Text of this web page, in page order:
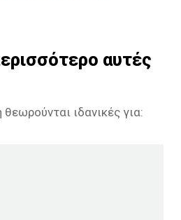
αυτές
θεωρούνται ιδανικές για: